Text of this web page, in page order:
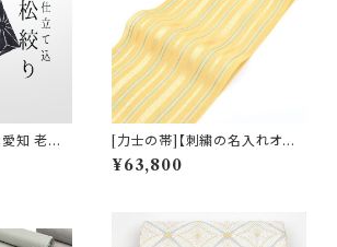
知 老舗
子絞り 綿
[力士の帯]【刺繍の名入れオプ
ション有】博多帯(夏用) 黒木織
物 謹製 紗献上『薄檸檬』五献上
¥63,800